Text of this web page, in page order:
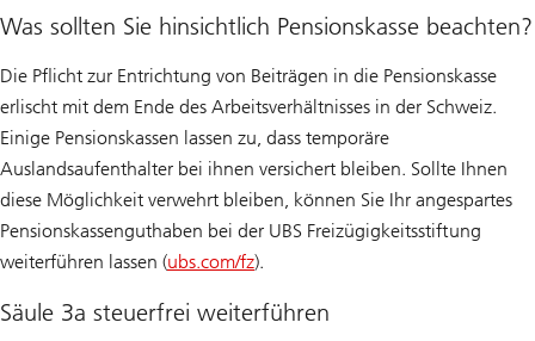
Was sollten Sie hinsichtlich Pensionskasse beachten?
Die Pflicht zur Entrichtung von Beiträgen in die Pensionskasse
erlischt mit dem Ende des Arbeitsverhältnisses in der Schweiz.
Einige Pensionskassen lassen zu, dass temporäre
Auslandsaufenthalter bei ihnen versichert bleiben. Sollte Ihnen
diese Möglichkeit verwehrt bleiben, können Sie Ihr angespartes
Pensionskassenguthaben bei der UBS Freizügigkeitsstiftung
weiterführen lassen (ubs.com/fz).
Säule 3a steuerfrei weiterführen